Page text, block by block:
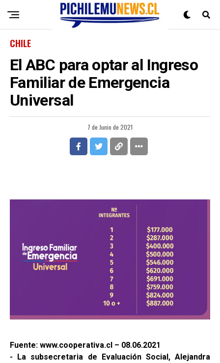
CHILE
El ABC para optar al Ingreso
Familiar de Emergencia
Universal
7 de Junio de 2021
Fuente: www.cooperativa.cl – 08.06.2021
- La subsecretaria de Evaluación Social, Alejandra